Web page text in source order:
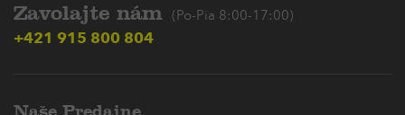
Zavolajte nám (Po-Pia 8:00-17:00)
+421 915 800 804